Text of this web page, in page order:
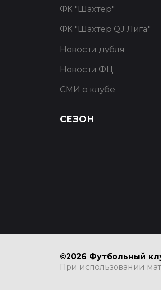
ФК "Шахтёр"
ФК "Шахтёр QJ Лига"
Новости дубля
Новости ФЦ
СМИ о клубе
СЕЗОН
©2026 Футбольный
При использовании